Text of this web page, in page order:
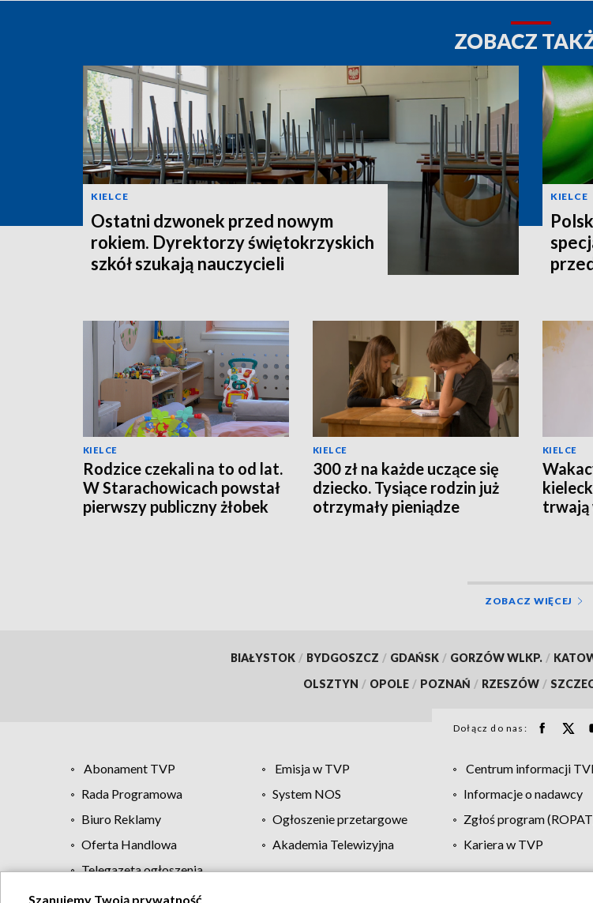
ZOBACZ
KIELCE
Ostatni dzwonek przed nowym
rokiem. Dyrektorzy świętokrzyskich
szkół szukają nauczycieli
KIELCE
KIELCE
Rodzice czekali na to od lat.
W Starachowicach powstał
pierwszy publiczny żłobek
KIELCE
300 zł na każde uczące się
dziecko. Tysiące rodzin już
otrzymały pieniądze
KIELCE
trwają
ZOBACZ WIĘCEJ
BIAŁYSTOK / BYDGOSZCZ / GDAŃSK / GORZÓW WLKP. /
OLSZTYN / OPOLE / POZNAŃ / RZESZÓW /
Dołącz do nas:
Abonament TVP Emisja w TVP Centrum informacji
Rada Programowa
System NOS Informacje o nadawcy
Biuro Reklamy
Ogłoszenie przetargowe Zgłoś program
Oferta Handlowa
Akademia Telewizyjna Kariera w TVP
Telegazeta ogłoszenia
Szanujemy Twoją prywatność